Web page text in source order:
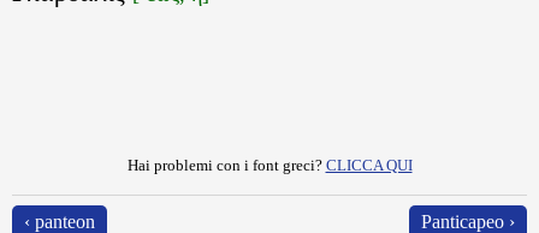
Hai problemi con i font greci? CLICCA QUI
‹ panteon Panticapeo ›